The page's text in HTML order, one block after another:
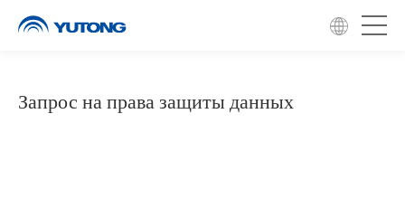
Запрос на права защиты данных